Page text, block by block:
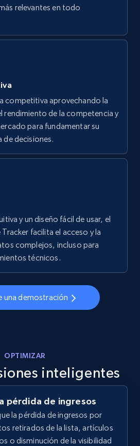
urls, Top reviews, and
- Find new products by
URL
Currency, Gtin,
urls, Top reviews, and
- Collects products by
Currency, Gtin,
urls, Top reviews, and
Currency, Gtin,
urls, Top reviews, and
relevantes en todo
competitiva aprovechando la
rendimiento de la competencia y
para fundamentar su
de decisiones.
y un diseño fácil de usar, el
facilita el acceso y la
complejos, incluso para
técnicos.
una demostración
OPTIMIZAR
inteligentes
pérdida de ingresos
la pérdida de ingresos por
retirados de la lista, artículos
o disminución de la visibilidad